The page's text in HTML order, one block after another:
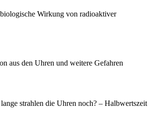
Wirkung von radioaktiver
den Uhren und weitere Gefahren
die Uhren noch? – Halbwertszeit